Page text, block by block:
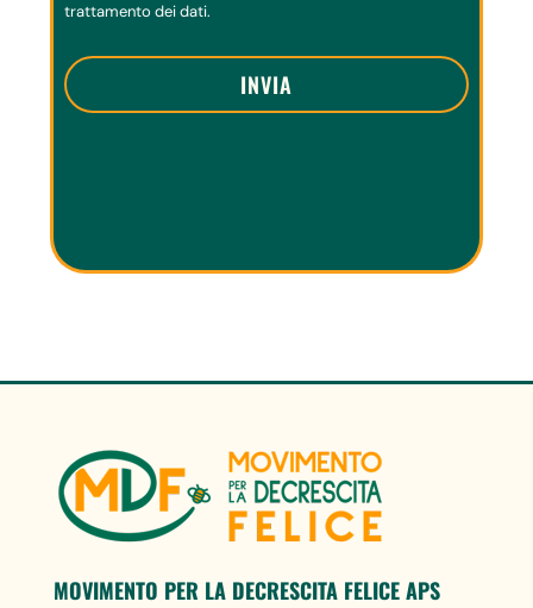
trattamento dei dati.
MOVIMENTO PER LA DECRESCITA FELICE APS